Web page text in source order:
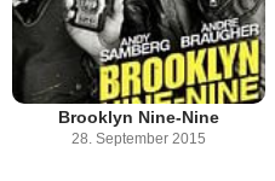
Brooklyn Nine-Nine
28. September 2015